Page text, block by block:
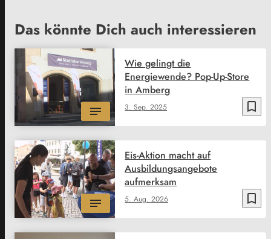
Das könnte Dich auch interessieren
bookmark_border
3. Sep. 2025
Wie gelingt die
Energiewende? Pop-Up-Store
in Amberg
bookmark_border
5. Aug. 2026
Eis-Aktion macht auf
Ausbildungsangebote
aufmerksam